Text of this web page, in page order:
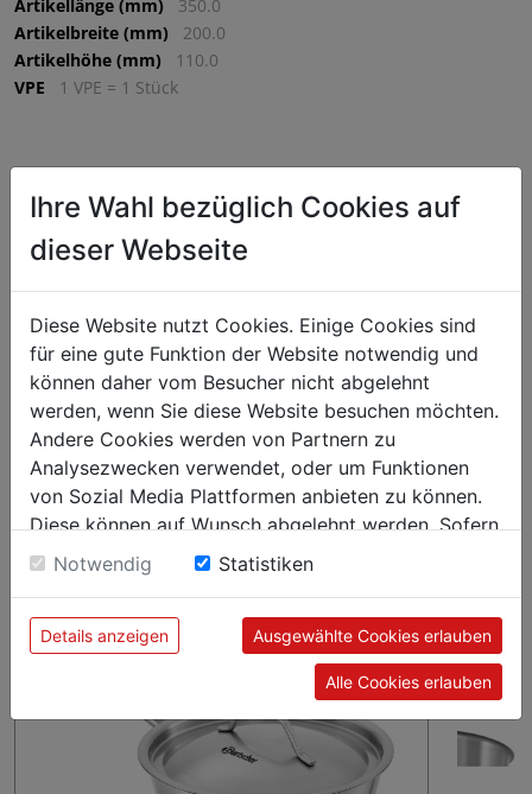
Artikellänge (mm)
350.0
Artikelbreite (mm)
200.0
Artikelhöhe (mm)
110.0
VPE
1 VPE = 1 Stück
€ 36,75
exkl. MwSt. (€ 44,10 inkl. MwSt.) zzgl.Versandkosten
Lieferzeit: 5-7 Werktage
^
IN DEN WARENKORB
Der Alleskönner in jeder Küche - Ob braten, rösten oder
erwärmen, die Bratpfanne aus Edelstahl mit zugehörigem
Deckel findet auf jedem Kochfeld den optimalen Einsatz.
Ihre Wahl bezüglich Cookies auf
dieser Webseite
Diese Website nutzt Cookies. Einige Cookies sind
für eine gute Funktion der Website notwendig und
können daher vom Besucher nicht abgelehnt
werden, wenn Sie diese Website besuchen möchten.
Andere Cookies werden von Partnern zu
Analysezwecken verwendet, oder um Funktionen
von Sozial Media Plattformen anbieten zu können.
Diese können auf Wunsch abgelehnt werden. Sofern
sie unsere Webseite weiter nutzen, geben Sie
Einwilligung zu unseren Cookies.
Notwendig Statistiken
Details anzeigen Ausgewählte Cookies erlauben
Alle Cookies erlauben